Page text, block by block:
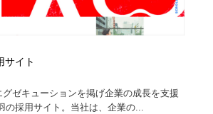
サイト
ゼキューションを掲げ企業の成長を支援
の採用サイト。当社は、企業の...